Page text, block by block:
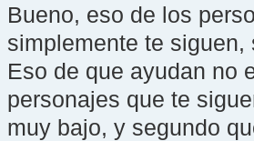
Bueno, eso de los
simplemente te siguen,
Eso de que ayudan no
personajes que te
muy bajo, y segundo